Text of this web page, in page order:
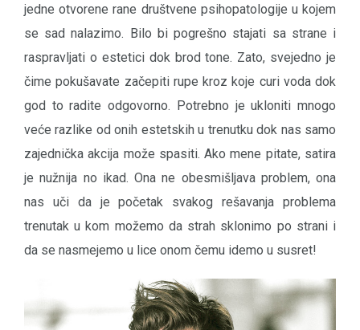
jedne otvorene rane društvene psihopatologije u kojem
se sad nalazimo. Bilo bi pogrešno stajati sa strane i
raspravljati o estetici dok brod tone. Zato, svejedno je
čime pokušavate začepiti rupe kroz koje curi voda dok
god to radite odgovorno. Potrebno je ukloniti mnogo
veće razlike od onih estetskih u trenutku dok nas samo
zajednička akcija može spasiti. Ako mene pitate, satira
je nužnija no ikad. Ona ne obesmišljava problem, ona
nas uči da je početak svakog rešavanja problema
trenutak u kom možemo da strah sklonimo po strani i
da se nasmejemo u lice onom čemu idemo u susret!